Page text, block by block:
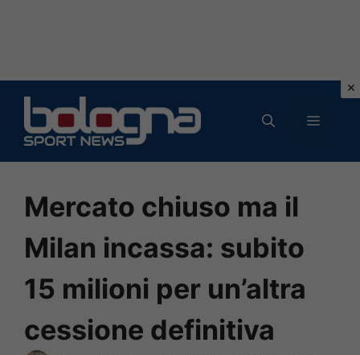
contenuto
MENU
Mercato chiuso ma il
Milan incassa: subito
15 milioni per un’altra
cessione definitiva